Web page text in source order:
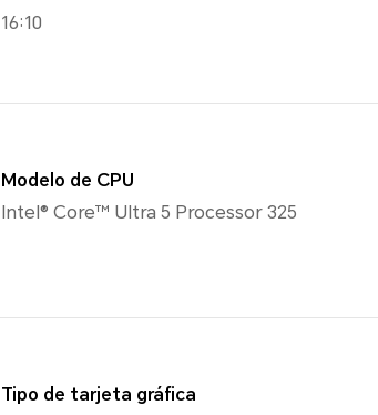
16:10
Modelo de CPU
Intel® Core™ Ultra 5 Processor 325
Tipo de tarjeta gráfica